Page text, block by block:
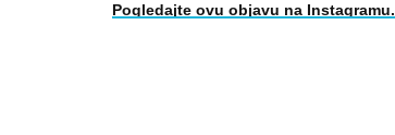
Pogledajte ovu objavu na Instagramu.